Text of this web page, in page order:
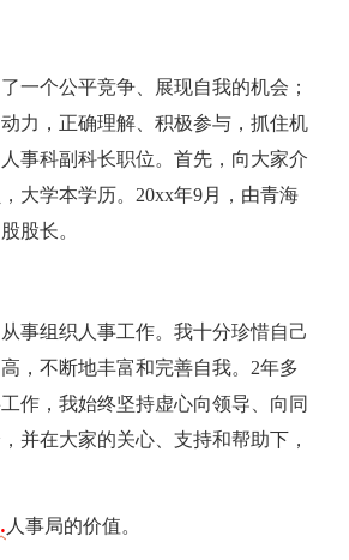
一个公平竞争、展现自我的机会；
力，正确理解、积极参与，抓住机
事科副科长职位。首先，向大家介
大学本学历。20xx年9月，由青海
股长。
事组织人事工作。我十分珍惜自己
，不断地丰富和完善自我。2年多
作，我始终坚持虚心向领导、向同
并在大家的关心、支持和帮助下，
人事局的价值。